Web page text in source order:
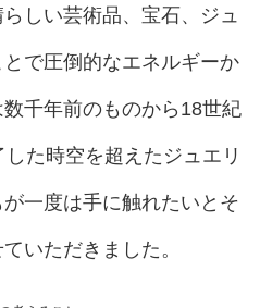
しい芸術品、宝石、ジュ
で圧倒的なエネルギーか
千年前のものから18世紀
た時空を超えたジュエリ
一度は手に触れたいとそ
いただきました。